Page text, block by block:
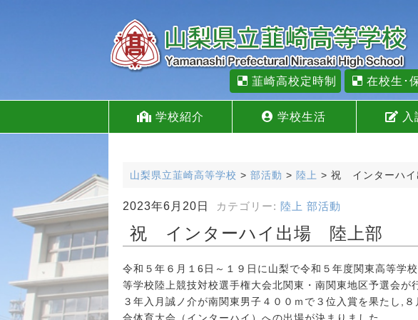
韮崎高校定時制 在校生･
学校紹介 学校生活 入
山梨県立韮崎高等学校 > 部活動 > 陸上 > 祝 インターハ
2023年6月20日 カテゴリー: 陸上 部活動
祝 インターハイ出場 陸上部
令和５年６月１6日～１９日に山梨で令和５年度関東高等学
等学校陸上競技対校選手権大会北関東・南関東地区予選会が
３年入月誠ノ介が南関東男子４００ｍで３位入賞を果たし,